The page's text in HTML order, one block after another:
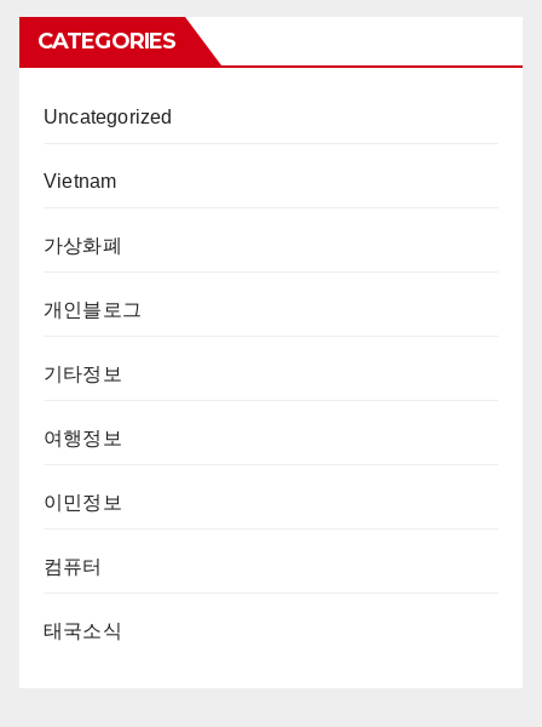
CATEGORIES
Uncategorized
Vietnam
가상화폐
개인블로그
기타정보
여행정보
이민정보
컴퓨터
태국소식